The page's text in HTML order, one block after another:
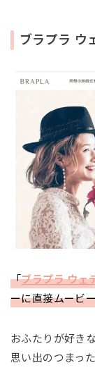
ブラプラ ウ
「ブラプラ ウェ
ーに直接ムービ
おふたりが好き
思い出のつまっ